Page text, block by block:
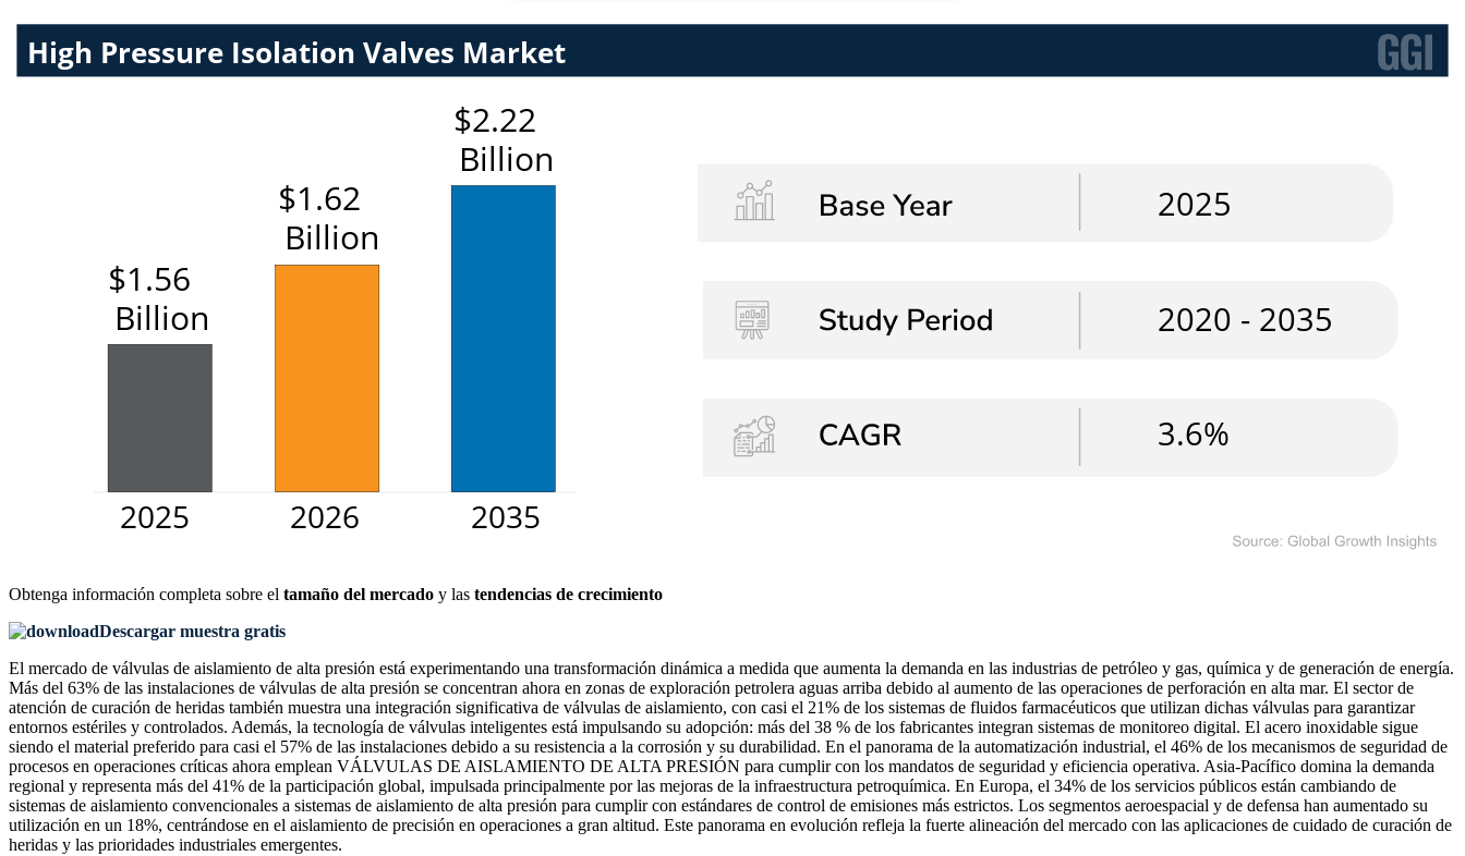
Obtenga información completa sobre el tamaño del mercado y las tendencias de crecimiento
Descargar muestra gratis
El mercado de válvulas de aislamiento de alta presión está experimentando una transformación dinámica a medida que aumenta la demanda en las industrias de petróleo y gas, química y de generación de energía.
Más del 63% de las instalaciones de válvulas de alta presión se concentran ahora en zonas de exploración petrolera aguas arriba debido al aumento de las operaciones de perforación en alta mar. El sector de
atención de curación de heridas también muestra una integración significativa de válvulas de aislamiento, con casi el 21% de los sistemas de fluidos farmacéuticos que utilizan dichas válvulas para garantizar
entornos estériles y controlados. Además, la tecnología de válvulas inteligentes está impulsando su adopción: más del 38 % de los fabricantes integran sistemas de monitoreo digital. El acero inoxidable sigue
siendo el material preferido para casi el 57% de las instalaciones debido a su resistencia a la corrosión y su durabilidad. En el panorama de la automatización industrial, el 46% de los mecanismos de seguridad de
procesos en operaciones críticas ahora emplean VÁLVULAS DE AISLAMIENTO DE ALTA PRESIÓN para cumplir con los mandatos de seguridad y eficiencia operativa. Asia-Pacífico domina la demanda
regional y representa más del 41% de la participación global, impulsada principalmente por las mejoras de la infraestructura petroquímica. En Europa, el 34% de los servicios públicos están cambiando de
sistemas de aislamiento convencionales a sistemas de aislamiento de alta presión para cumplir con estándares de control de emisiones más estrictos. Los segmentos aeroespacial y de defensa han aumentado su
utilización en un 18%, centrándose en el aislamiento de precisión en operaciones a gran altitud. Este panorama en evolución refleja la fuerte alineación del mercado con las aplicaciones de cuidado de curación de
heridas y las prioridades industriales emergentes.